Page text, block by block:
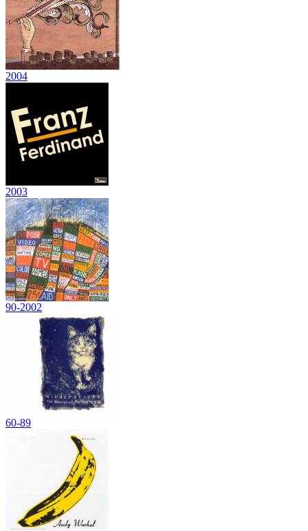
2004
2003
90-2002
60-89